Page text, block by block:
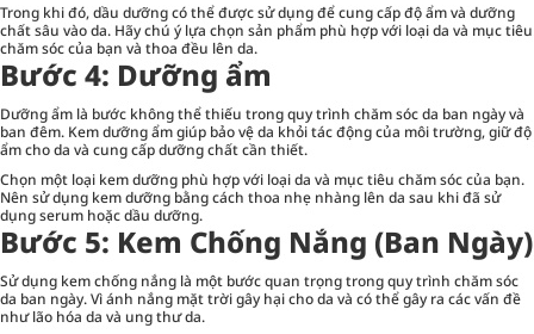
Trong khi đó, dầu dưỡng có thể được sử dụng để cung cấp độ ẩm và dưỡng
chất sâu vào da. Hãy chú ý lựa chọn sản phẩm phù hợp với loại da và mục tiêu
chăm sóc của bạn và thoa đều lên da.
Bước 4: Dưỡng ẩm
Dưỡng ẩm là bước không thể thiếu trong quy trình chăm sóc da ban ngày và
ban đêm. Kem dưỡng ẩm giúp bảo vệ da khỏi tác động của môi trường, giữ độ
ẩm cho da và cung cấp dưỡng chất cần thiết.
Chọn một loại kem dưỡng phù hợp với loại da và mục tiêu chăm sóc của bạn.
Nên sử dụng kem dưỡng bằng cách thoa nhẹ nhàng lên da sau khi đã sử
dụng serum hoặc dầu dưỡng.
Bước 5: Kem Chống Nắng (Ban Ngày)
Sử dụng kem chống nắng là một bước quan trọng trong quy trình chăm sóc
da ban ngày. Vì ánh nắng mặt trời gây hại cho da và có thể gây ra các vấn đề
như lão hóa da và ung thư da.